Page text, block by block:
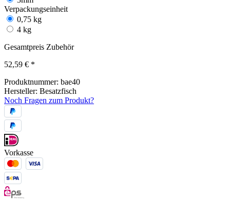
Verpackungseinheit
0,75 kg
4 kg
Gesamtpreis Zubehör
52,59 € *
Produktnummer: bae40
Hersteller: Besatzfisch
Noch Fragen zum Produkt?
Vorkasse